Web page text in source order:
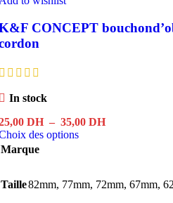
CONCEPT
In stock
DH – 35,00 DHPlage
35,00 DH
des optionsCe
variations.
Marque
Taille82mm, 77mm, 72mm, 67mm,